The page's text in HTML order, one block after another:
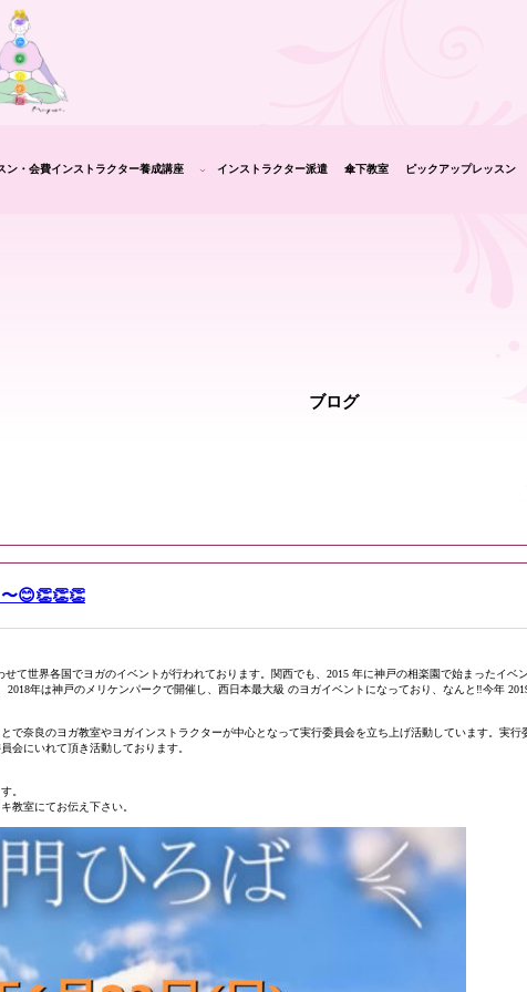
ン・会費インストラクター養成講座 インストラクター派遣 傘下教室 ピックアップレッスン
ブログ
😊👏👏👏
せて世界各国でヨガのイベントが行われております。関西でも、2015 年に神戸の相楽園で始まったイベ
年は神戸のメリケンパークで開催し、西日本最大級 のヨガイベントになっており、なんと‼️今年
で奈良のヨガ教室やヨガインストラクターが中心となって実行委員会を立ち上げ活動しています。実行
会にいれて頂き活動しております。
。
教室にてお伝え下さい。